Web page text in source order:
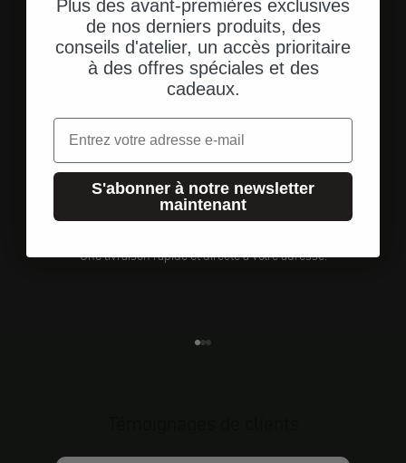
Une livraison rapide et directe à votre adresse.
Plus des avant-premières exclusives
de nos derniers produits, des
conseils d'atelier, un accès prioritaire
à des offres spéciales et des
cadeaux.
Email
S'abonner à notre newsletter
maintenant